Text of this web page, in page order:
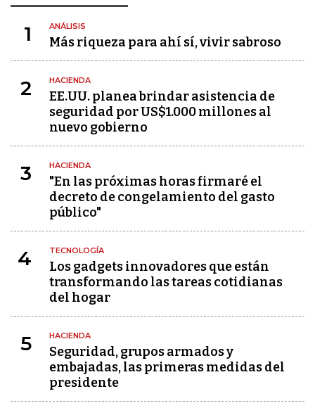
1 ANÁLISIS
Más riqueza para ahí sí, vivir sabroso
2 HACIENDA
EE.UU. planea brindar asistencia de
seguridad por US$1.000 millones al
nuevo gobierno
3 HACIENDA
"En las próximas horas firmaré el
decreto de congelamiento del gasto
público"
4 TECNOLOGÍA
Los gadgets innovadores que están
transformando las tareas cotidianas
del hogar
5 HACIENDA
Seguridad, grupos armados y
embajadas, las primeras medidas del
presidente